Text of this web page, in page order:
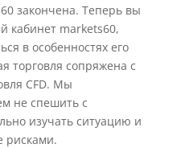
закончена. Теперь вы
кабинет markets60,
в особенностях его
торговля сопряжена с
CFD. Мы
не спешить с
изучать ситуацию и
рисками.